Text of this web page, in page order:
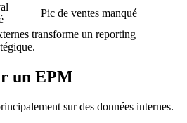
Pic de ventes manqué
transforme un reporting
un EPM
sur des données internes.